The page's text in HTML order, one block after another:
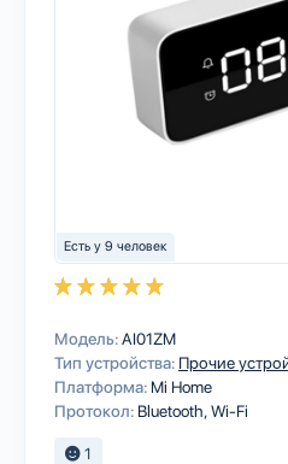
Есть у 9 человек
Модель:AI01ZM
Тип устройства: Прочие
Платформа: Mi Home
Протокол: BluetoothWi-Fi
1